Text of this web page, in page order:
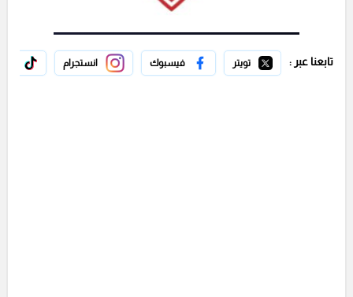
تابعنا عبر : تويتر فيسبوك انستجرام